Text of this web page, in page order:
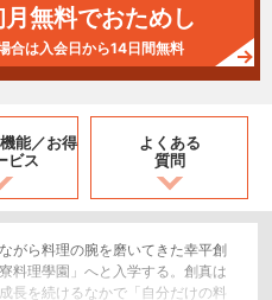
無料でおためし
合は入会日から14日間無料
能／お得
ビス
よくある
質問
がら料理の腕を磨いてきた幸平創
料理學園」へと入学する。創真は
長を続けるなかで「自分だけの料